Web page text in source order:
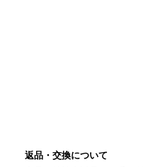
返品・交換について